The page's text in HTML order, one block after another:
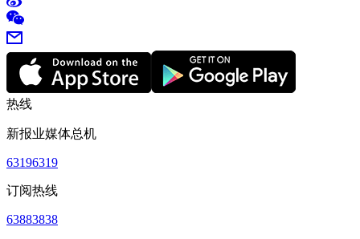
热线
新报业媒体总机
63196319
订阅热线
63883838